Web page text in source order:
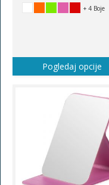
+ 4 Boje
Pogledaj opcije